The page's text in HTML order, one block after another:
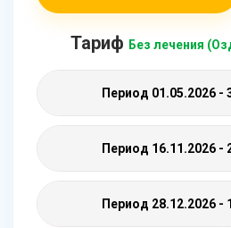
Тариф Без лечения
Период 01.05.2026 -
Период 16.11.2026 -
Период 28.12.2026 -